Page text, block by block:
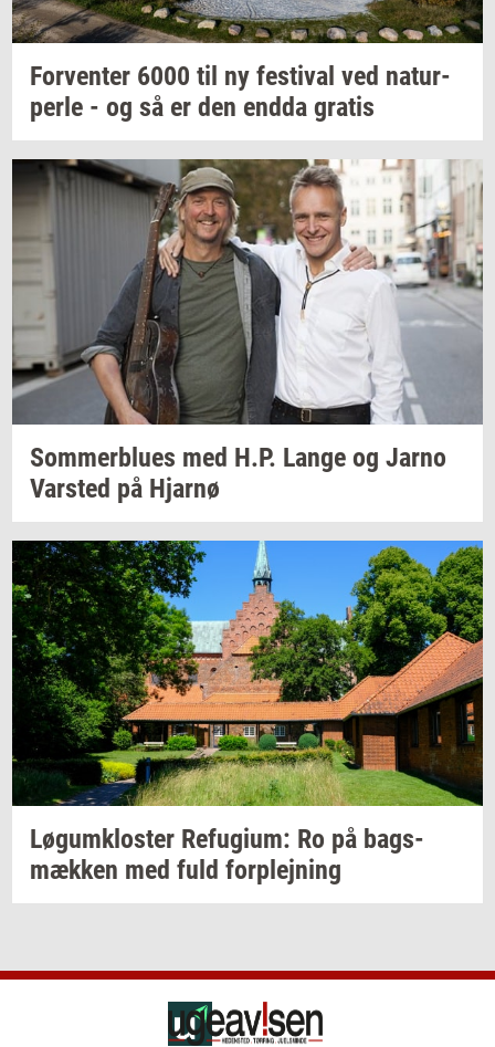
For­ven­ter 6000 til ny festi­val ved na­tur­
per­le - og så er den endda gra­tis
Som­mer­blu­es med H.P. Lange og Jarno
Var­sted på Hjar­nø
Løgum­klo­ster Re­fu­gi­um: Ro på bags­
mæk­ken med fuld for­plej­ning